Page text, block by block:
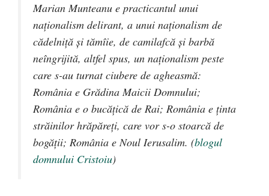
Marian Munteanu e practicantul unui
naţionalism delirant, a unui naționalism de
cădelniță și tămîie, de camilafcă și barbă
neîngrijită, altfel spus, un naționalism peste
care s-au turnat ciubere de agheasmă:
România e Grădina Maicii Domnului;
România e o bucățică de Rai; România e ținta
străinilor hrăpăreți, care vor s-o stoarcă de
bogății; România e Noul Ierusalim. (blogul
domnului Cristoiu)